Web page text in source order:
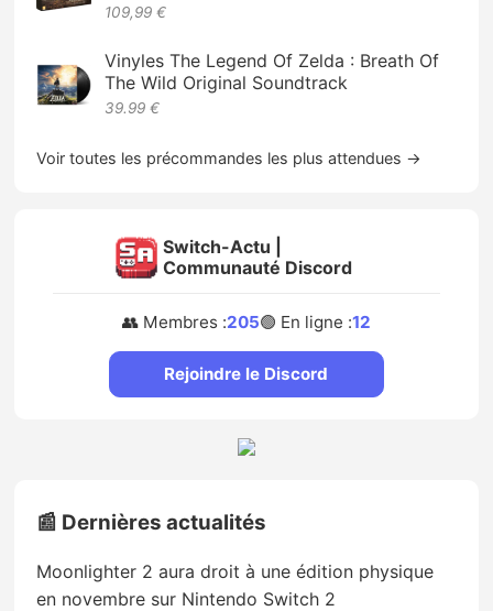
109,99 €
Vinyles The Legend Of Zelda : Breath Of
The Wild Original Soundtrack
39.99 €
Voir toutes les précommandes les plus attendues →
Switch-Actu |
Communauté Discord
👥 Membres :205🟢 En ligne :12
Rejoindre le Discord
📰 Dernières actualités
Moonlighter 2 aura droit à une édition physique
en novembre sur Nintendo Switch 2